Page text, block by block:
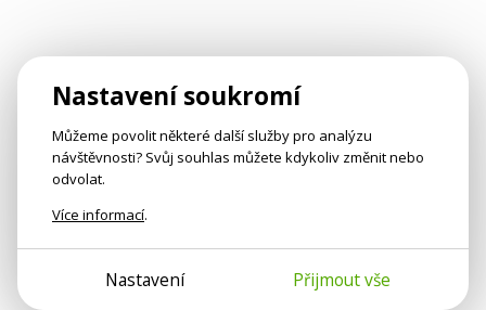
Nastavení soukromí
Můžeme povolit některé další služby pro analýzu
návštěvnosti? Svůj souhlas můžete kdykoliv změnit nebo
odvolat.
Více informací.
Nastavení Přijmout vše